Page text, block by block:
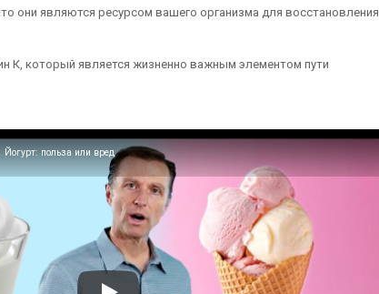
они являются ресурсом вашего организма для восстановления
К, который является жизненно важным элементом пути
Йогурт: польза или вред